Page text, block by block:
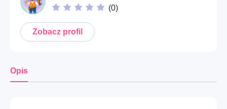
Cyfrowe – Kreatywne usługi wizualne
Mobilność – Auto, moto i mechanika
Nie posiadasz jeszcze konta?
(0)
Zobacz profil
Opis